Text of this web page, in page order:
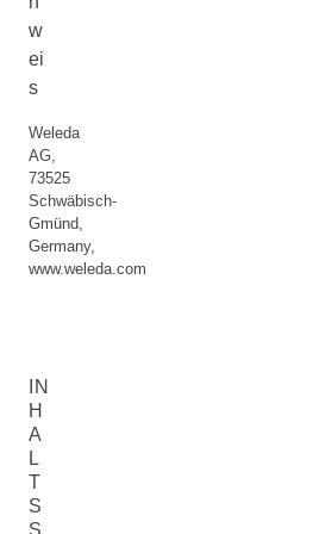
w
ei
s
Weleda
AG,
73525
Schwäbisch-
Gmünd,
Germany,
www.weleda.com
IN
H
A
L
T
S
S